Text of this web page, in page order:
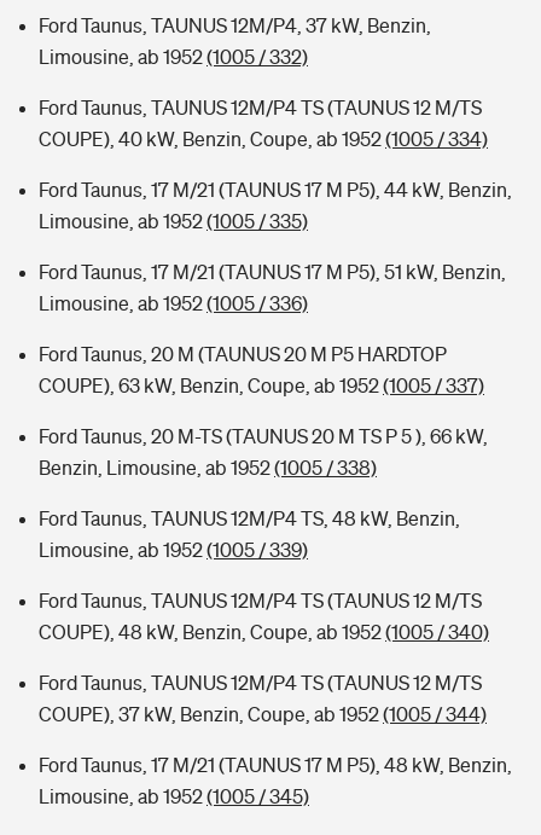
Ford Taunus, TAUNUS 12M/P4, 37 kW, Benzin,
Limousine, ab 1952(1005 / 332)
Ford Taunus, TAUNUS 12M/P4 TS (TAUNUS 12 M/TS
COUPE), 40 kW, Benzin, Coupe, ab 1952(1005 / 334)
Ford Taunus, 17 M/21 (TAUNUS 17 M P5), 44 kW, Benzin,
Limousine, ab 1952(1005 / 335)
Ford Taunus, 17 M/21 (TAUNUS 17 M P5), 51 kW, Benzin,
Limousine, ab 1952(1005 / 336)
Ford Taunus, 20 M (TAUNUS 20 M P5 HARDTOP
COUPE), 63 kW, Benzin, Coupe, ab 1952(1005 / 337)
Ford Taunus, 20 M-TS (TAUNUS 20 M TS P 5 ), 66 kW,
Benzin, Limousine, ab 1952(1005 / 338)
Ford Taunus, TAUNUS 12M/P4 TS, 48 kW, Benzin,
Limousine, ab 1952(1005 / 339)
Ford Taunus, TAUNUS 12M/P4 TS (TAUNUS 12 M/TS
COUPE), 48 kW, Benzin, Coupe, ab 1952(1005 / 340)
Ford Taunus, TAUNUS 12M/P4 TS (TAUNUS 12 M/TS
COUPE), 37 kW, Benzin, Coupe, ab 1952(1005 / 344)
Ford Taunus, 17 M/21 (TAUNUS 17 M P5), 48 kW, Benzin,
Limousine, ab 1952(1005 / 345)